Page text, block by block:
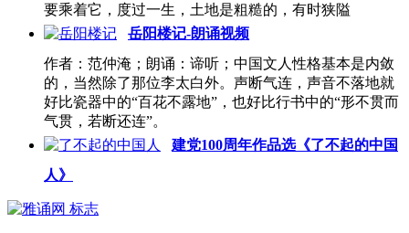
要乘着它，度过一生，土地是粗糙的，有时狭隘
岳阳楼记-朗诵视频
作者：范仲淹；朗诵：谛听；中国文人性格基本是内敛
的，当然除了那位李太白外。声断气连，声音不落地就
好比瓷器中的“百花不露地”，也好比行书中的“形不贯而
气贯，若断还连”。
建党100周年作品选《了不起的中国
人》